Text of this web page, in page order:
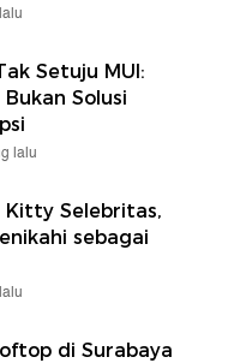
Setuju MUI:
Solusi
lalu
Kitty Selebritas,
sebagai
di Surabaya